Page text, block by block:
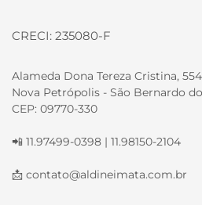
CRECI: 235080-F
Alameda Dona Tereza Cristina,
Nova Petrópolis - São Bernardo
CEP: 09770-330
📲 11.97499-0398 | 11.98150-2104
📩 contato@aldineimata.com.br